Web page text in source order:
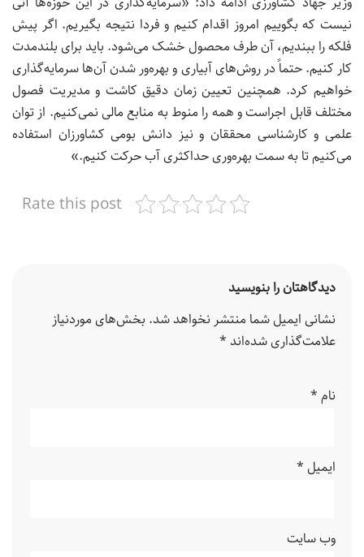
نیست که بگوییم امروز اقدام کنیم و فردا نتیجه بگیریم. اگر پیش
فلکه را ببندیم، آن طرف محصول خشک می‌شود. باید برای بلندمدت
کار کنیم. حتماً در روش‌های آبیاری و بهره‌ور شدن آن‌ها سرمایه‌گذاری
خواهیم کرد. همچنین تعیین زمان دقیق کاشت و مدیریت فصول
مختلف قابل اجراست و همه را منوط به منابع مالی نمی‌کنیم. از توان
علمی و کارشناسی محققان و نیز دانش بومی کشاورزان استفاده
می‌کنیم تا به سمت بهره‌وری حداکثری آب حرکت کنیم.»
Rate this post
دیدگاهتان را بنویسید
نشانی ایمیل شما منتشر نخواهد شد. بخش‌های موردنیاز
علامت‌گذاری شده‌اند *
نام *
ایمیل *
وب‌ سایت